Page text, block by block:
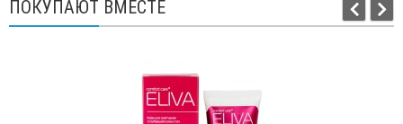
ПОКУПАЮТ ВМЕСТЕ